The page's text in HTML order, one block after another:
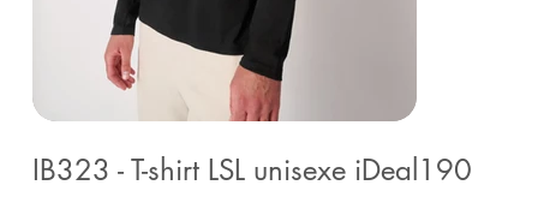
IB323 - T-shirt LSL unisexe iDeal190